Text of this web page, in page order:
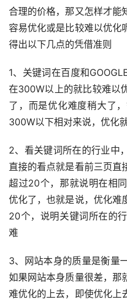
合理的价格，那又怎样才能
容易优化或是比较难以优化
得出以下几点的凭借准则
1、关键词在百度和
在300W以上的就比较难以
了，而是优化难度稍大了
300W以下相对来说，优化
2、看关键词所在的行业中
直接的看点就是看前三页直
超过20个，那就说明在相
优化了，也就是说，优化难
20个，说明关键词所在的
难
3、网站本身的质量是衡量
如果网站本身质量很差，那
难优化的上去，即使优化上